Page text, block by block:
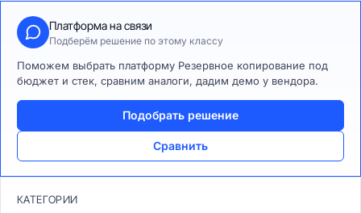
Платформа на связи
Подберём решение по этому классу
Поможем выбрать платформу Резервное копирование под
бюджет и стек, сравним аналоги, дадим демо у вендора.
Подобрать решение
Сравнить
КАТЕГОРИИ